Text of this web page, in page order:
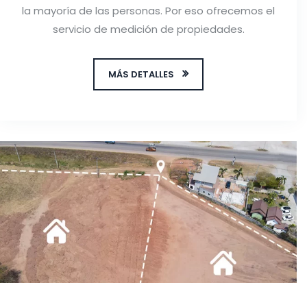
la mayoría de las personas. Por eso ofrecemos el
servicio de medición de propiedades.
MÁS DETALLES